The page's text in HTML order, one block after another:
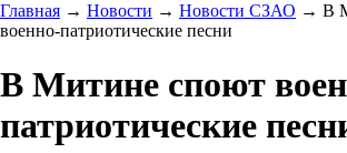
Главная → Новости → Новости СЗАО → В
военно-патриотические песни
В Митине споют
патриотические